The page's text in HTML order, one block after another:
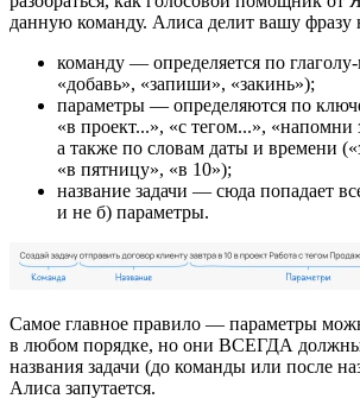
данную команду. Алиса делит вашу фразу
команду — определяется по
«добавь», «запиши», «закинь»);
параметры — определяются по
«в проект...», «с тегом...», «напомни
а также по словам даты и времени
«в пятницу», «в 10»);
название задачи — сюда попадает
и не б) параметры.
Самое главное правило — параметры
в любом порядке, но они ВСЕГДА
названия задачи (до команды или после
Алиса запутается.